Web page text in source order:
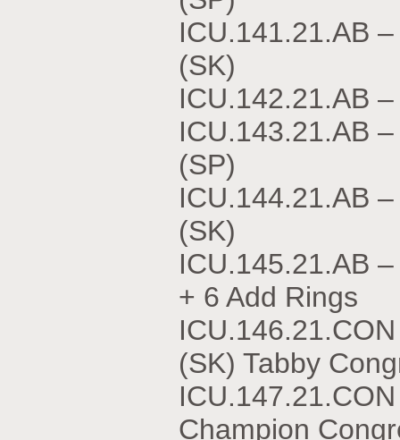
ICU.141.21.АВ –
(SK)
ICU.142.21.АВ –
ICU.143.21.АВ –
(SP)
ICU.144.21.АВ –
(SK)
ICU.145.21.АВ –
+ 6 Add Rings
(SK) Tabby
Champion